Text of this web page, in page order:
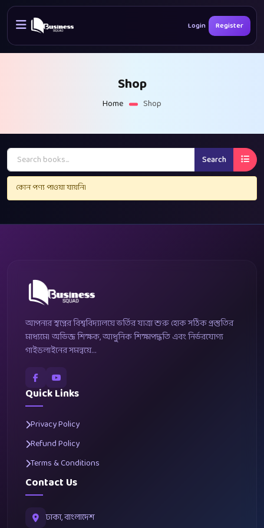
Login Register
Shop
Home Shop
Search
কোন পণ্য পাওয়া যায়নি।
আপনার স্বপ্নের বিশ্ববিদ্যালয়ে ভর্তির যাত্রা শুরু হোক সঠিক প্রস্তুতির
মাধ্যমে। অভিজ্ঞ শিক্ষক, আধুনিক শিক্ষাপদ্ধতি এবং নির্ভরযোগ্য
গাইডলাইনের সমন্বয়ে...
Quick Links
Privacy Policy
Refund Policy
Terms & Conditions
Contact Us
ঢাকা, বাংলাদেশ